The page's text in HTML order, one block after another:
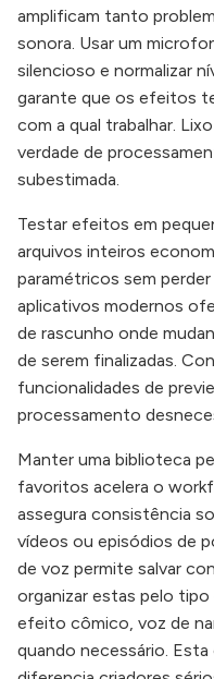
amplificam tanto
sonora. Usar um
silencioso e normalizar
garante que os efeitos
com a qual trabalhar.
verdade de
subestimada.
Testar efeitos em
arquivos inteiros
paramétricos sem
aplicativos modernos
de rascunho onde
de serem finalizadas.
funcionalidades de
processamento
Manter uma biblioteca
favoritos acelera o
assegura consistência
vídeos ou episódios de
de voz permite salvar
organizar estas pelo
efeito cômico, voz de
quando necessário.